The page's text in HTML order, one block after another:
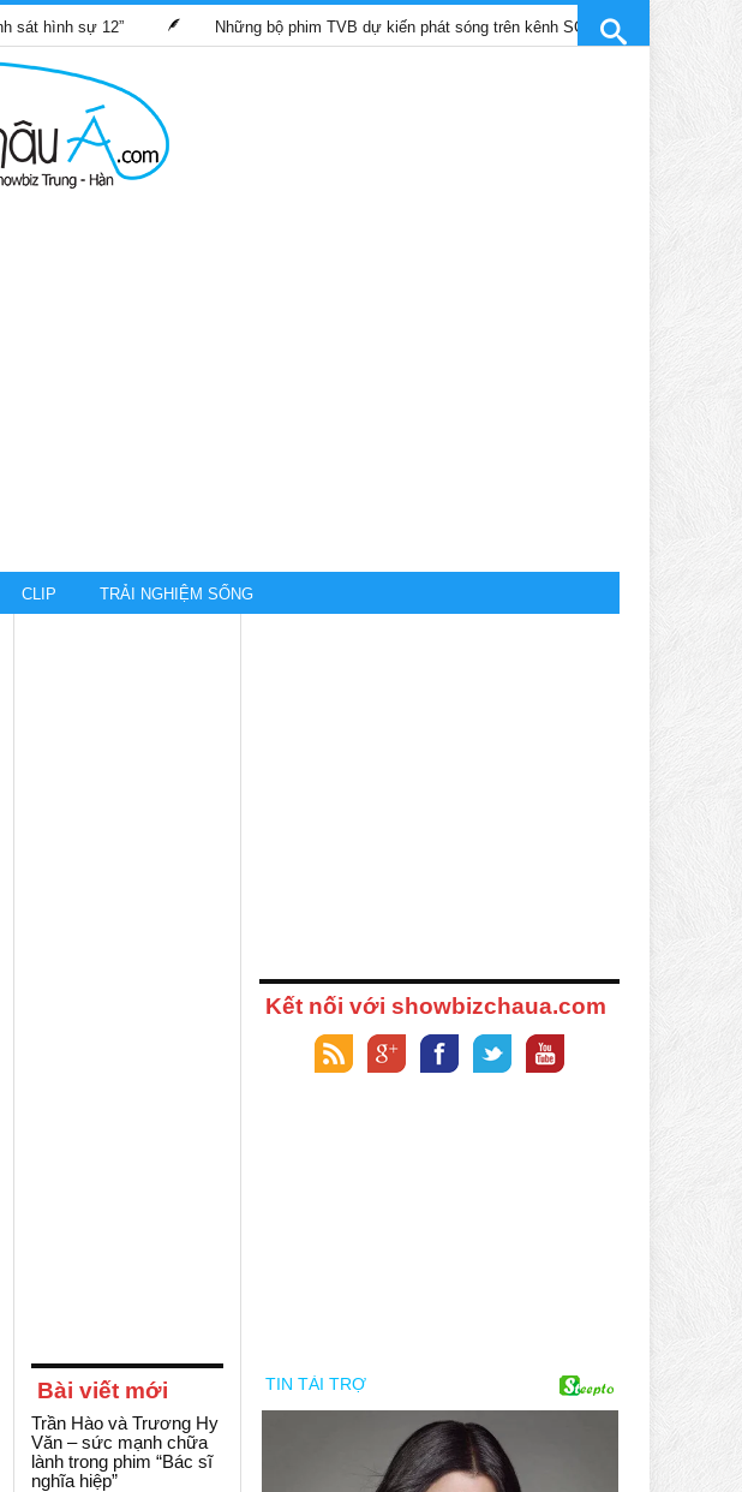
sự 12” Những bộ phim TVB dự kiến phát sóng trên kênh SCTV9 tháng 4/2025
CLIP TRẢI NGHIỆM SỐNG
Bài viết mới
Trần Hào và Trương Hy
Văn – sức mạnh chữa
lành trong phim “Bác sĩ
nghĩa hiệp”
Kết nối với showbizchaua.com